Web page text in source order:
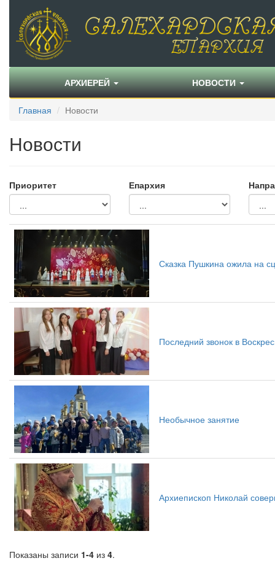
АРХИЕРЕЙ НОВОСТИ
Главная Новости
Новости
Приоритет Епархия
Сказка Пушкина ожила на
Последний звонок в
Необычное занятие
Архиепископ Николай
Показаны записи 1-4 из 4.